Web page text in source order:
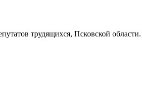
трудящихся, Псковской